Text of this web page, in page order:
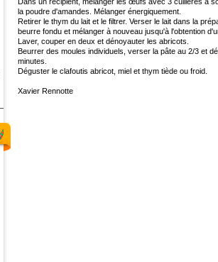
la poudre d'amandes. Mélanger énergiquement.
Retirer le thym du lait et le filtrer. Verser le lait dans la
beurre fondu et mélanger à nouveau jusqu'à l'obtention
Laver, couper en deux et dénoyauter les abricots.
Beurrer des moules individuels, verser la pâte au 2/3 et
minutes.
Déguster le clafoutis abricot, miel et thym tiède ou froid.
Xavier Rennotte